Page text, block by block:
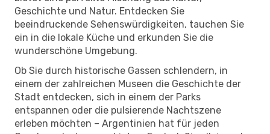
Geschichte und Natur. Entdecken Sie
beeindruckende Sehenswürdigkeiten, tauchen Sie
ein in die lokale Küche und erkunden Sie die
wunderschöne Umgebung.
Ob Sie durch historische Gassen schlendern, in
einem der zahlreichen Museen die Geschichte der
Stadt entdecken, sich in einem der Parks
entspannen oder die pulsierende Nachtszene
erleben möchten – Argentinien hat für jeden